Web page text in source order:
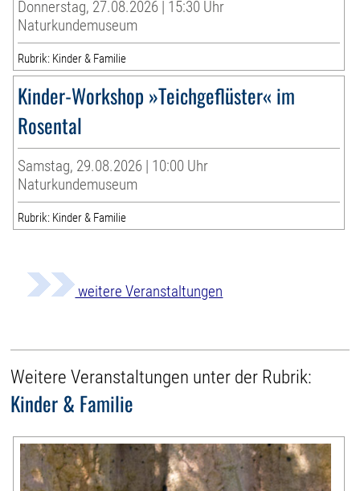
Donnerstag, 27.08.2026 | 15:30 Uhr
Naturkundemuseum
Rubrik: Kinder & Familie
Kinder-Workshop »Teichgeflüster« im
Rosental
Samstag, 29.08.2026 | 10:00 Uhr
Naturkundemuseum
Rubrik: Kinder & Familie
weitere Veranstaltungen
Weitere Veranstaltungen unter der Rubrik:
Kinder & Familie